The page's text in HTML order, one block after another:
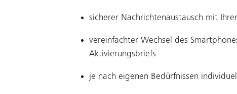
sicherer Nachrichtenaustausch mit
vereinfachter Wechsel des
Aktivierungsbriefs
je nach eigenen Bedürfnissen